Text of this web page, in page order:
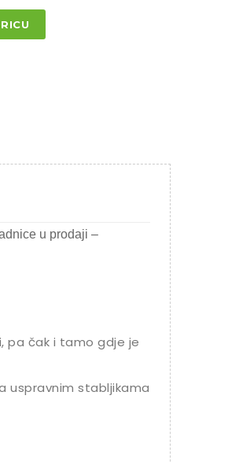
u prodaji –
pa čak i tamo gdje je
uspravnim stabljikama